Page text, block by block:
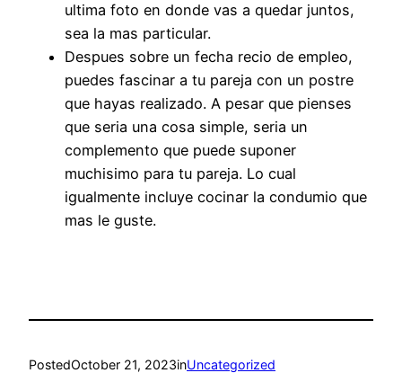
ultima foto en donde vas a quedar juntos,
sea la mas particular.
Despues sobre un fecha recio de empleo,
puedes fascinar a tu pareja con un postre
que hayas realizado. A pesar que pienses
que seri­a una cosa simple, seri­a un
complemento que puede suponer
muchisimo para tu pareja. Lo cual
igualmente incluye cocinar la condumio que
mas le guste.
PostedOctober 21, 2023inUncategorized